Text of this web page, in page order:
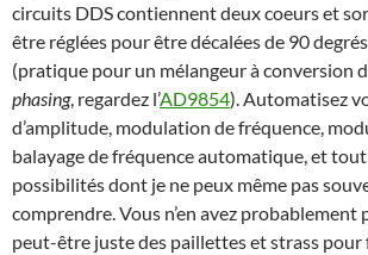
circuits DDS contiennent deux coeurs et
être réglées pour être décalées de 90
(pratique pour un mélangeur à conversion
phasing, regardez l’AD9854). Automatisez
d’amplitude, modulation de fréquence,
balayage de fréquence automatique, et tout
possibilités dont je ne peux même pas
comprendre. Vous n’en avez probablement
peut-être juste des paillettes et strass pour